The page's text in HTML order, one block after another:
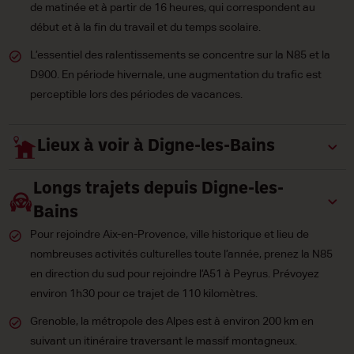
de matinée et à partir de 16 heures, qui correspondent au
début et à la fin du travail et du temps scolaire.
L’essentiel des ralentissements se concentre sur la N85 et la
D900. En période hivernale, une augmentation du trafic est
perceptible lors des périodes de vacances.
Lieux à voir à Digne-les-Bains
Longs trajets depuis Digne-les-
Bains
Pour rejoindre Aix-en-Provence, ville historique et lieu de
nombreuses activités culturelles toute l’année, prenez la N85
en direction du sud pour rejoindre l’A51 à Peyrus. Prévoyez
environ 1h30 pour ce trajet de 110 kilomètres.
Grenoble, la métropole des Alpes est à environ 200 km en
suivant un itinéraire traversant le massif montagneux.